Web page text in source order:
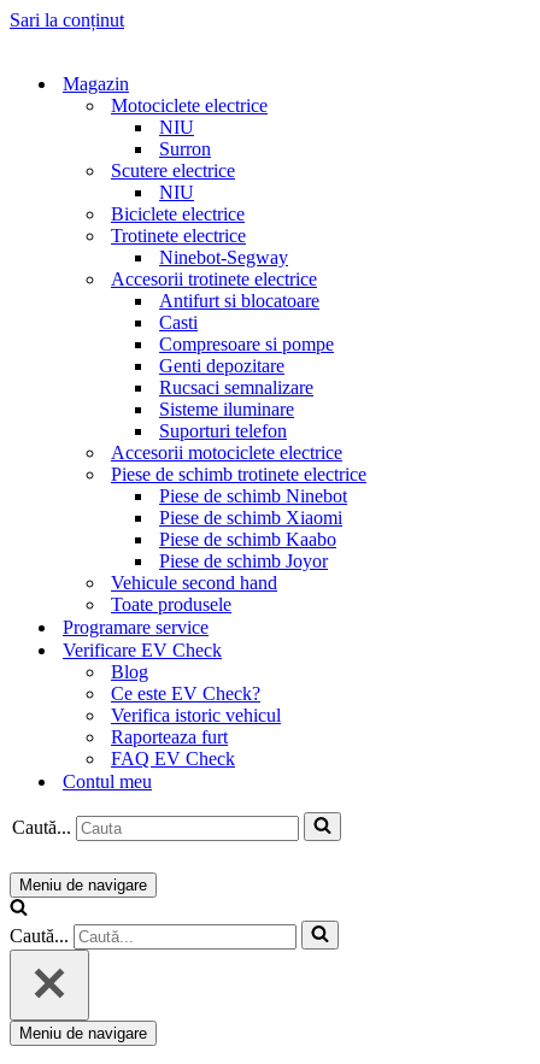
Sari la conținut
Magazin
Motociclete electrice
NIU
Surron
Scutere electrice
NIU
Biciclete electrice
Trotinete electrice
Ninebot-Segway
Accesorii trotinete electrice
Antifurt si blocatoare
Casti
Compresoare si pompe
Genti depozitare
Rucsaci semnalizare
Sisteme iluminare
Suporturi telefon
Accesorii motociclete electrice
Piese de schimb trotinete electrice
Piese de schimb Ninebot
Piese de schimb Xiaomi
Piese de schimb Kaabo
Piese de schimb Joyor
Vehicule second hand
Toate produsele
Programare service
Verificare EV Check
Blog
Ce este EV Check?
Verifica istoric vehicul
Raporteaza furt
FAQ EV Check
Contul meu
Caută...
Meniu de navigare
Caută...
Meniu de navigare